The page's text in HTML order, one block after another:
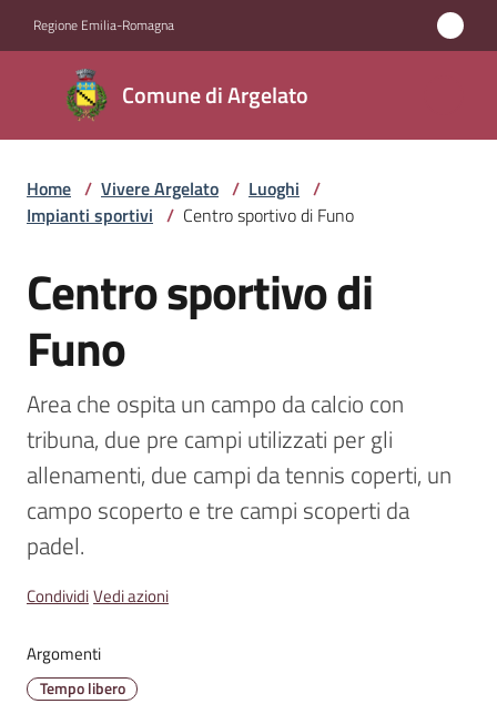
Regione Emilia-Romagna
Comune di Argelato
Comune
di
Argelato
Novità
Servizi
Vivere
Argelato
Menu selezionato
Amministrazione
Trasparente
Tutti
gli
Home / Vivere Argelato / Luoghi /
Impianti sportivi / Centro sportivo di Funo
Salta al contenuto
Centro sportivo di
Funo
Area che ospita un campo da calcio con
tribuna, due pre campi utilizzati per gli
allenamenti, due campi da tennis coperti, un
campo scoperto e tre campi scoperti da
padel.
CondividiVedi azioni
Argomenti
Tempo libero